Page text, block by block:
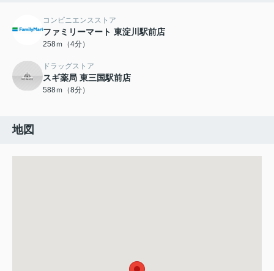
コンビニエンスストア
ファミリーマート 東淀川駅前店
258ｍ（4分）
ドラッグストア
スギ薬局 東三国駅前店
588ｍ（8分）
地図